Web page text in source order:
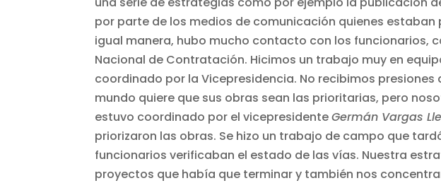
por parte de los medios de comunicación quienes
igual manera, hubo mucho contacto con los funcionarios,
Nacional de Contratación. Hicimos un trabajo muy en
coordinado por la Vicepresidencia. No recibimos presiones
mundo quiere que sus obras sean las prioritarias, pero
estuvo coordinado por el vicepresidenteGermán Vargas
priorizaron las obras. Se hizo un trabajo de campo que
funcionarios verificaban el estado de las vías. Nuestra
proyectos que había que terminar y también nos